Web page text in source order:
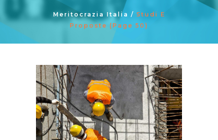
Meritocrazia Italia / Studi E
Proposte (Page 50)